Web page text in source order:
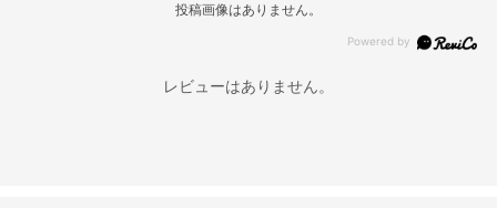
投稿画像はありません。
レビューはありません。